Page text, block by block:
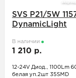
SVS P21/5W
DynamicLight
В наличии
1 210 р.
12-24V Диод., 1100Lm
белая уп.2шт 35SMD